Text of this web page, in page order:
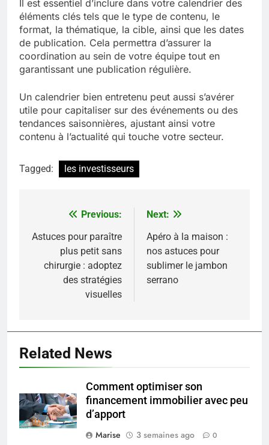
Il est essentiel d’inclure dans votre calendrier des
éléments clés tels que le type de contenu, le
format, la thématique, la cible, ainsi que les dates
de publication. Cela permettra d’assurer la
coordination au sein de votre équipe tout en
garantissant une publication régulière.
Un calendrier bien entretenu peut aussi s’avérer
utile pour capitaliser sur des événements ou des
tendances saisonnières, ajustant ainsi votre
contenu à l’actualité qui touche votre secteur.
Tagged: les investisseurs
Navigation
de
l’article
Previous:
Astuces pour paraître
plus petit sans
chirurgie : adoptez
des stratégies
visuelles
Next:
Apéro à la maison :
nos astuces pour
sublimer le jambon
serrano
Related News
Comment optimiser son
financement immobilier avec peu
d’apport
Marise
3 semaines ago 0
peau éclatante grâce à The
Ordinary
6
Prévenir les chutes chez les
seniors: aménagement et